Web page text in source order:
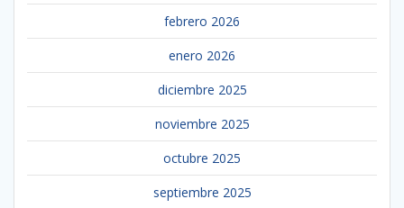
febrero 2026
enero 2026
diciembre 2025
noviembre 2025
octubre 2025
septiembre 2025